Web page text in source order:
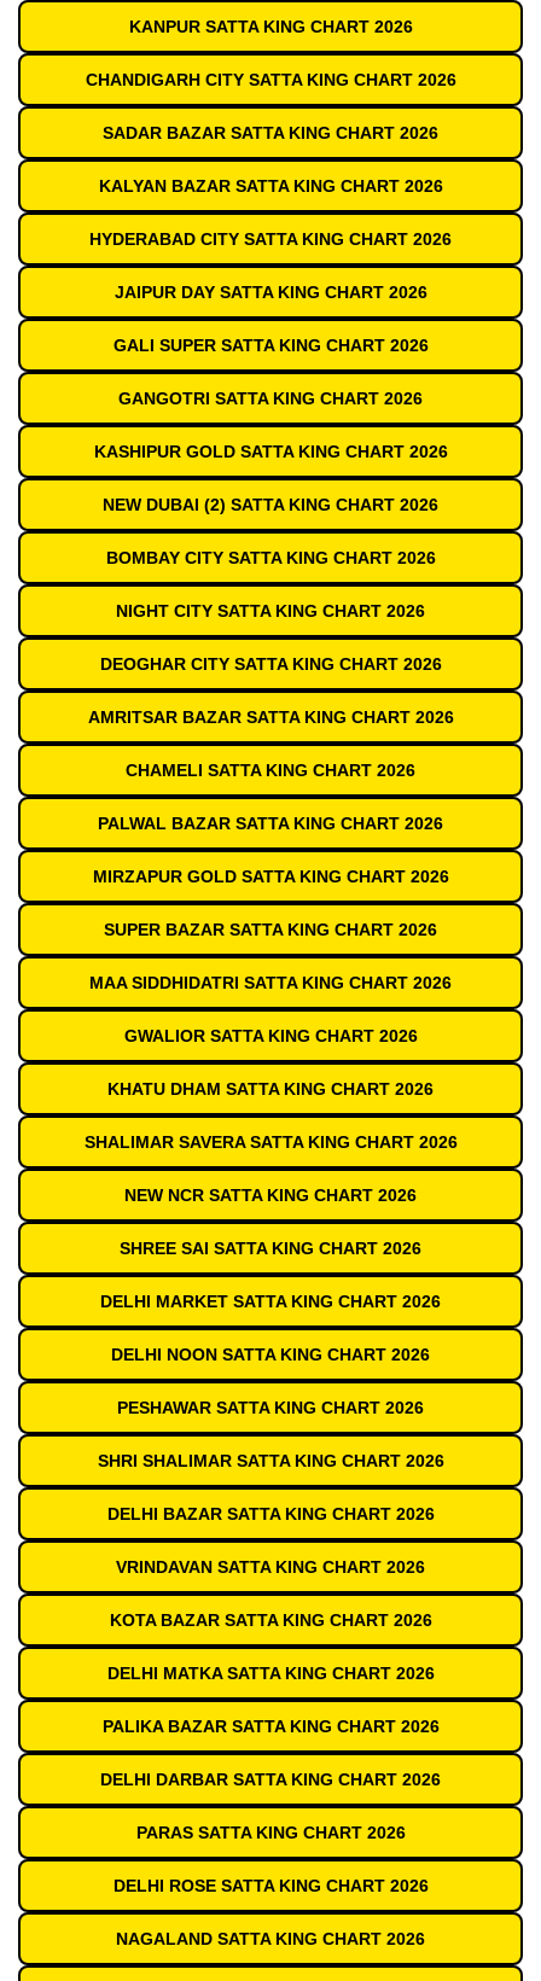
KANPUR SATTA KING CHART 2026
CHANDIGARH CITY SATTA KING CHART 2026
SADAR BAZAR SATTA KING CHART 2026
KALYAN BAZAR SATTA KING CHART 2026
HYDERABAD CITY SATTA KING CHART 2026
JAIPUR DAY SATTA KING CHART 2026
GALI SUPER SATTA KING CHART 2026
GANGOTRI SATTA KING CHART 2026
KASHIPUR GOLD SATTA KING CHART 2026
NEW DUBAI (2) SATTA KING CHART 2026
BOMBAY CITY SATTA KING CHART 2026
NIGHT CITY SATTA KING CHART 2026
DEOGHAR CITY SATTA KING CHART 2026
AMRITSAR BAZAR SATTA KING CHART 2026
CHAMELI SATTA KING CHART 2026
PALWAL BAZAR SATTA KING CHART 2026
MIRZAPUR GOLD SATTA KING CHART 2026
SUPER BAZAR SATTA KING CHART 2026
MAA SIDDHIDATRI SATTA KING CHART 2026
GWALIOR SATTA KING CHART 2026
KHATU DHAM SATTA KING CHART 2026
SHALIMAR SAVERA SATTA KING CHART 2026
NEW NCR SATTA KING CHART 2026
SHREE SAI SATTA KING CHART 2026
DELHI MARKET SATTA KING CHART 2026
DELHI NOON SATTA KING CHART 2026
PESHAWAR SATTA KING CHART 2026
SHRI SHALIMAR SATTA KING CHART 2026
DELHI BAZAR SATTA KING CHART 2026
VRINDAVAN SATTA KING CHART 2026
KOTA BAZAR SATTA KING CHART 2026
DELHI MATKA SATTA KING CHART 2026
PALIKA BAZAR SATTA KING CHART 2026
DELHI DARBAR SATTA KING CHART 2026
PARAS SATTA KING CHART 2026
DELHI ROSE SATTA KING CHART 2026
NAGALAND SATTA KING CHART 2026